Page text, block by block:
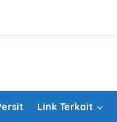
Link Terkait